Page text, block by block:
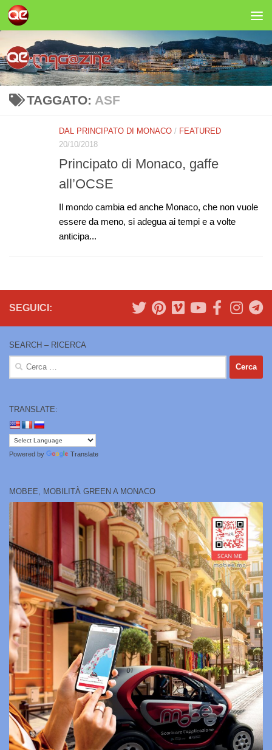
Salta al contenuto
TAGGATO: ASF
DAL PRINCIPATO DI MONACO / FEATURED
20/10/2018
Principato di Monaco, gaffe
all’OCSE
Il mondo cambia ed anche Monaco, che non vuole
essere da meno, si adegua ai tempi e a volte
anticipa...
SEGUICI:
SEARCH – RICERCA
Ricerca
TRANSLATE:
Powered by Translate
MOBEE, MOBILITÀ GREEN A MONACO